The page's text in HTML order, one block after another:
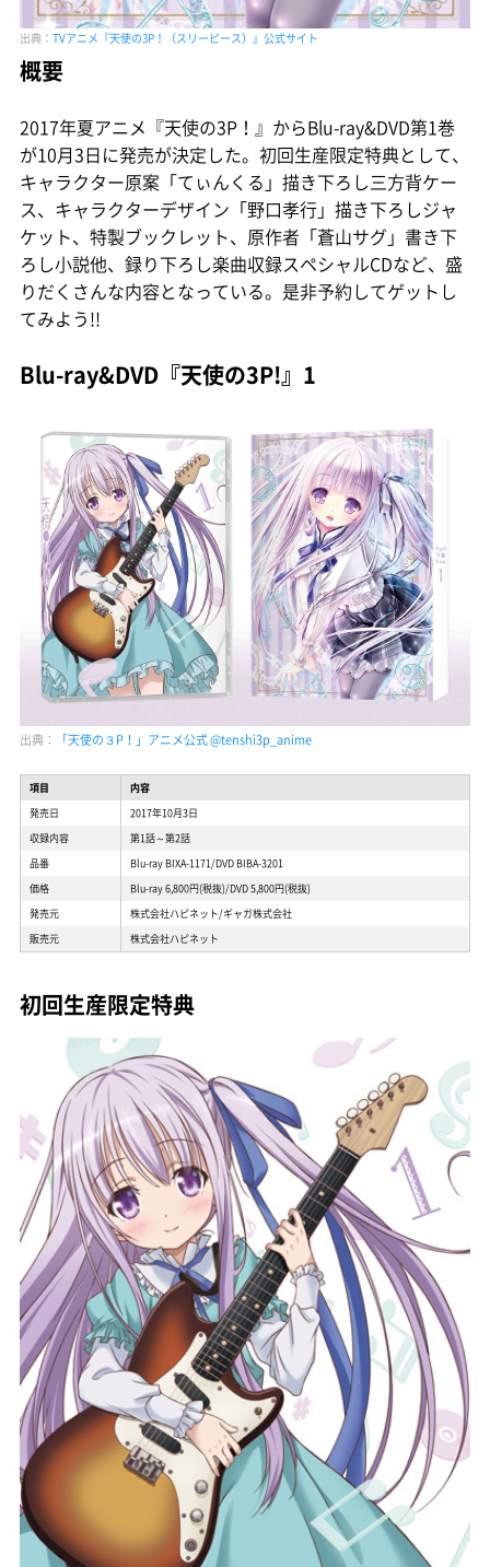
出典： TVアニメ『天使の3P！（スリーピース）』公式サイト
概要
2017年夏アニメ『天使の3P！』からBlu-ray&DVD第1巻
が10月3日に発売が決定した。初回生産限定特典として、
キャラクター原案「てぃんくる」描き下ろし三方背ケー
ス、キャラクターデザイン「野口孝行」描き下ろしジャ
ケット、特製ブックレット、原作者「蒼山サグ」書き下
ろし小説他、録り下ろし楽曲収録スペシャルCDなど、盛
りだくさんな内容となっている。是非予約してゲットし
てみよう!!
Blu-ray&DVD『天使の3P!』1
出典： 「天使の３P！」アニメ公式 @tenshi3p_anime
項目
内容
発売日
2017年10月3日
収録内容
第1話～第2話
品番
Blu-ray BIXA-1171/DVD BIBA-3201
価格
Blu-ray 6,800円(税抜)/DVD 5,800円(税抜)
発売元
株式会社ハピネット/ギャガ株式会社
販売元
株式会社ハピネット
初回生産限定特典